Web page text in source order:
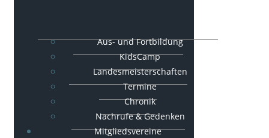
Aus- und Fortbildung
KidsCamp
Landesmeisterschaften
Termine
Chronik
Nachrufe & Gedenken
Mitgliedsvereine